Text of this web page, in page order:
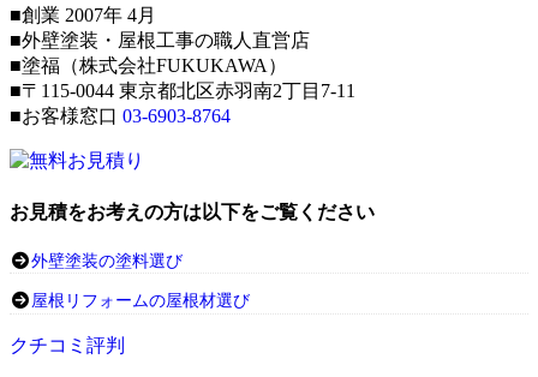
■創業 2007年 4月
■外壁塗装・屋根工事の職人直営店
■塗福（株式会社FUKUKAWA）
■〒115-0044 東京都北区赤羽南2丁目7-11
■お客様窓口 03-6903-8764
お見積をお考えの方は以下をご覧ください
外壁塗装の塗料選び
屋根リフォームの屋根材選び
クチコミ評判